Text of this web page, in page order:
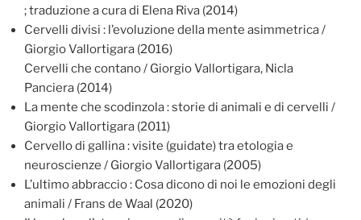
; traduzione a cura di Elena Riva (2014)
Cervelli divisi : l’evoluzione della mente asimmetrica /
Giorgio Vallortigara (2016)
Cervelli che contano / Giorgio Vallortigara, Nicla
Panciera (2014)
La mente che scodinzola : storie di animali e di cervelli /
Giorgio Vallortigara (2011)
Cervello di gallina : visite (guidate) tra etologia e
neuroscienze / Giorgio Vallortigara (2005)
L’ultimo abbraccio : Cosa dicono di noi le emozioni degli
animali / Frans de Waal (2020)